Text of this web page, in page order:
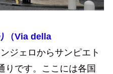
（Via della
ジェロからサンピエト
りです。ここには各国